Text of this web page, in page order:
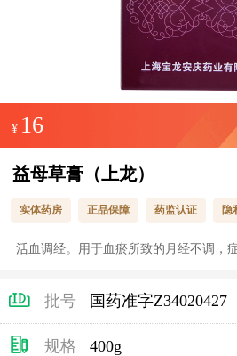
¥ 16
益母草膏（上龙）
实体药房 正品保障 药监认证 隐
活血调经。用于血瘀所致的月经不调，
批号 国药准字Z34020427
规格 400g